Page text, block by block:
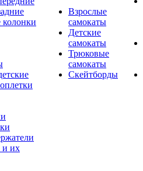
колонки
и их
Взрослые
самокаты
Детские
самокаты
Трюковые
самокаты
Скейтборды